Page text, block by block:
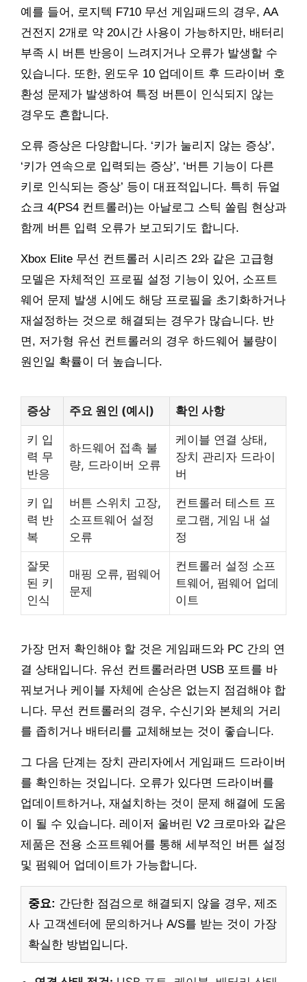
예를 들어, 로지텍 F710 무선 게임패드의 경우, AA
건전지 2개로 약 20시간 사용이 가능하지만, 배터리
부족 시 버튼 반응이 느려지거나 오류가 발생할 수
있습니다. 또한, 윈도우 10 업데이트 후 드라이버 호
환성 문제가 발생하여 특정 버튼이 인식되지 않는
경우도 흔합니다.
오류 증상은 다양합니다. ‘키가 눌리지 않는 증상’,
‘키가 연속으로 입력되는 증상’, ‘버튼 기능이 다른
키로 인식되는 증상’ 등이 대표적입니다. 특히 듀얼
쇼크 4(PS4 컨트롤러)는 아날로그 스틱 쏠림 현상과
함께 버튼 입력 오류가 보고되기도 합니다.
Xbox Elite 무선 컨트롤러 시리즈 2와 같은 고급형
모델은 자체적인 프로필 설정 기능이 있어, 소프트
웨어 문제 발생 시에도 해당 프로필을 초기화하거나
재설정하는 것으로 해결되는 경우가 많습니다. 반
면, 저가형 유선 컨트롤러의 경우 하드웨어 불량이
원인일 확률이 더 높습니다.
증상 주요 원인 (예시) 확인 사항
키 입
력 무
반응
하드웨어 접촉 불
량, 드라이버 오류
케이블 연결 상태,
장치 관리자 드라이
버
키 입
력 반
복
버튼 스위치 고장,
소프트웨어 설정
오류
컨트롤러 테스트 프
로그램, 게임 내 설
정
잘못
된 키
인식
매핑 오류, 펌웨어
문제
컨트롤러 설정 소프
트웨어, 펌웨어 업데
이트
가장 먼저 확인해야 할 것은 게임패드와 PC 간의 연
결 상태입니다. 유선 컨트롤러라면 USB 포트를 바
꿔보거나 케이블 자체에 손상은 없는지 점검해야 합
니다. 무선 컨트롤러의 경우, 수신기와 본체의 거리
를 좁히거나 배터리를 교체해보는 것이 좋습니다.
그 다음 단계는 장치 관리자에서 게임패드 드라이버
를 확인하는 것입니다. 오류가 있다면 드라이버를
업데이트하거나, 재설치하는 것이 문제 해결에 도움
이 될 수 있습니다. 레이저 울버린 V2 크로마와 같은
제품은 전용 소프트웨어를 통해 세부적인 버튼 설정
및 펌웨어 업데이트가 가능합니다.
중요: 간단한 점검으로 해결되지 않을 경우, 제조
사 고객센터에 문의하거나 A/S를 받는 것이 가장
확실한 방법입니다.